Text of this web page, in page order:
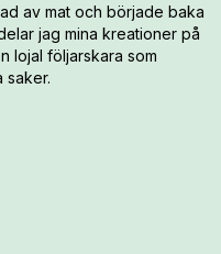
av mat och började baka
jag mina kreationer på
lojal följarskara som
saker.